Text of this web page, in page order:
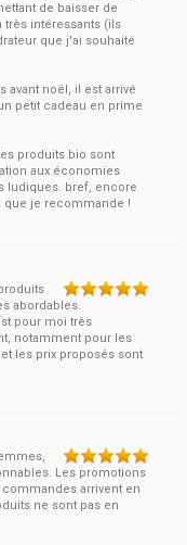
de baisser de
très intéressants (ils
que j'ai souhaité
noël, il est arrivé
petit cadeau en prime
produits bio sont
aux économies
ludiques. bref, encore
que je recommande !
abordables.
pour moi très
notamment pour les
les prix proposés sont
Les promotions
arrivent en
ne sont pas en